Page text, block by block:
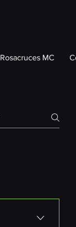
Rosacruces MC